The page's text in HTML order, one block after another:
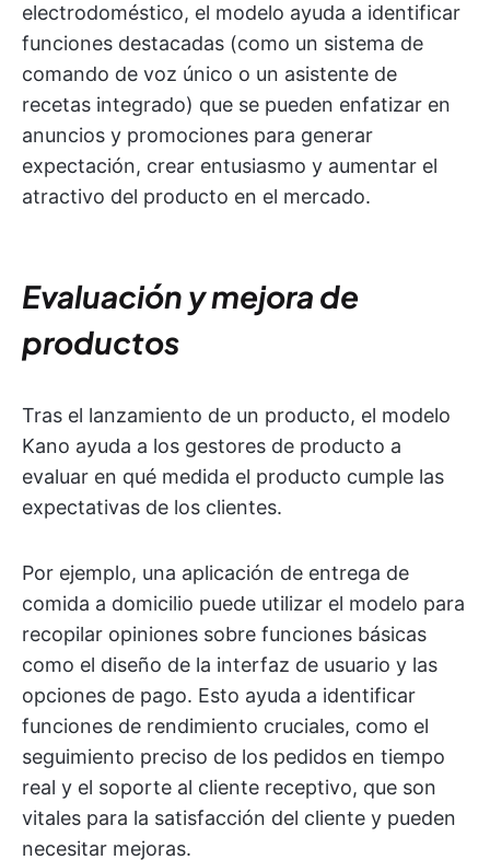
electrodoméstico, el modelo ayuda a identificar
funciones destacadas (como un sistema de
comando de voz único o un asistente de
recetas integrado) que se pueden enfatizar en
anuncios y promociones para generar
expectación, crear entusiasmo y aumentar el
atractivo del producto en el mercado.
Evaluación y mejora de
productos
Tras el lanzamiento de un producto, el modelo
Kano ayuda a los gestores de producto a
evaluar en qué medida el producto cumple las
expectativas de los clientes.
Por ejemplo, una aplicación de entrega de
comida a domicilio puede utilizar el modelo para
recopilar opiniones sobre funciones básicas
como el diseño de la interfaz de usuario y las
opciones de pago. Esto ayuda a identificar
funciones de rendimiento cruciales, como el
seguimiento preciso de los pedidos en tiempo
real y el soporte al cliente receptivo, que son
vitales para la satisfacción del cliente y pueden
necesitar mejoras.